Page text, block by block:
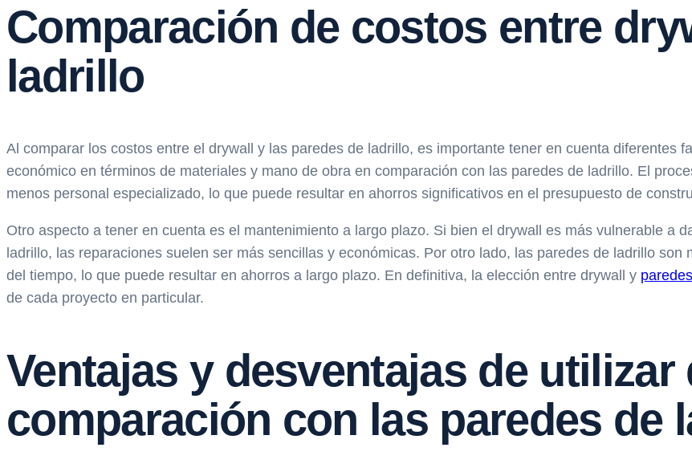
Comparación de costos entre
ladrillo
Al comparar los costos entre el drywall y las paredes de ladrillo, es importante tener en cuenta diferentes
económico en términos de materiales y mano de obra en comparación con las paredes de ladrillo. El
menos personal especializado, lo que puede resultar en ahorros significativos en el presupuesto de
Otro aspecto a tener en cuenta es el mantenimiento a largo plazo. Si bien el drywall es más vulnerable a
ladrillo, las reparaciones suelen ser más sencillas y económicas. Por otro lado, las paredes de ladrillo
del tiempo, lo que puede resultar en ahorros a largo plazo. En definitiva, la elección entre drywall y
de cada proyecto en particular.
Ventajas y desventajas de utilizar
comparación con las paredes de